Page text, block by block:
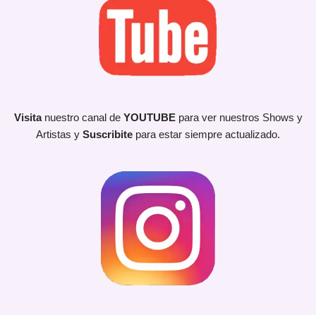
Visita nuestro canal de YOUTUBEpara ver nuestros Shows y
Artistas y Suscribite para estar siempre actualizado.